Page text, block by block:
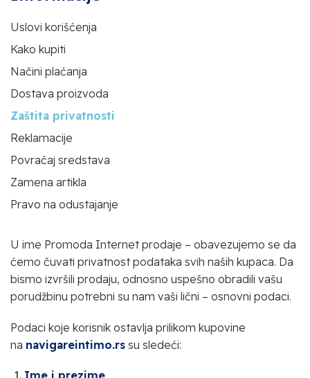
Uslovi korišćenja
Kako kupiti
Načini plaćanja
Dostava proizvoda
Zaštita privatnosti
Reklamacije
Povraćaj sredstava
Zamena artikla
Pravo na odustajanje
U ime Promoda Internet prodaje – obavezujemo se da
ćemo čuvati privatnost podataka svih naših kupaca. Da
bismo izvršili prodaju, odnosno uspešno obradili vašu
porudžbinu potrebni su nam vaši lični – osnovni podaci.
Podaci koje korisnik ostavlja prilikom kupovine
na navigareintimo.rs su sledeći:
Ime i prezime